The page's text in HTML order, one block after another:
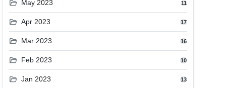
folder_open May 2023 11
folder_open Apr 2023 17
folder_open Mar 2023 16
folder_open Feb 2023 10
folder_open Jan 2023 13